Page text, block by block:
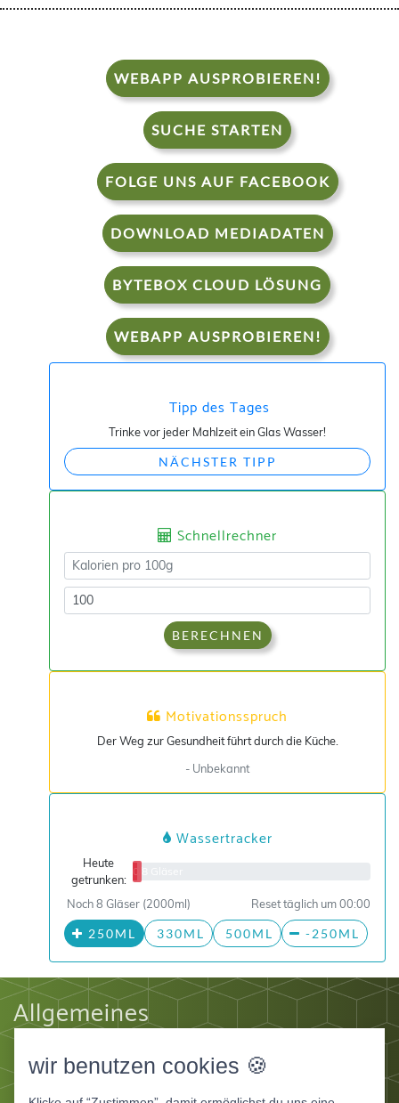
WEBAPP AUSPROBIEREN!
SUCHE STARTEN
FOLGE UNS AUF FACEBOOK
DOWNLOAD MEDIADATEN
BYTEBOX CLOUD LÖSUNG
WEBAPP AUSPROBIEREN!
Tipp des Tages
Trinke vor jeder Mahlzeit ein Glas Wasser!
NÄCHSTER TIPP
Schnellrechner
BERECHNEN
Motivationsspruch
Der Weg zur Gesundheit führt durch die Küche.
- Unbekannt
Wassertracker
Heute
getrunken:
0/8 Gläser
Noch 8 Gläser (2000ml) Reset täglich um 00:00
250ML 330ML 500ML -250ML
Allgemeines
Datenschutz
wir benutzen cookies 🍪